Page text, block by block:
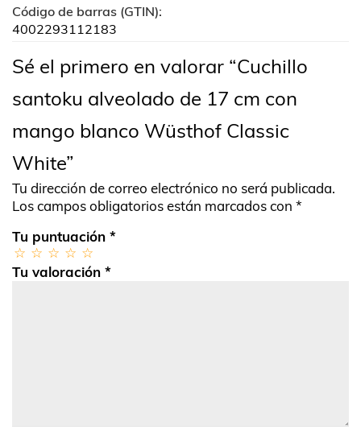
Código de barras (GTIN):
4002293112183
Sé el primero en valorar “Cuchillo
santoku alveolado de 17 cm con
mango blanco Wüsthof Classic
White”
Tu dirección de correo electrónico no será publicada.
Los campos obligatorios están marcados con *
Tu puntuación *
Tu valoración *